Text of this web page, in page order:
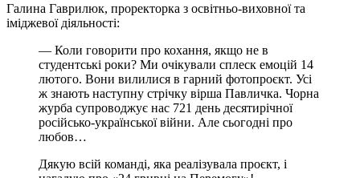
Галина Гаврилюк, проректорка з освітньо-виховної та
іміджевої діяльності:
— Коли говорити про кохання, якщо не в
студентські роки? Ми очікували сплеск емоцій 14
лютого. Вони вилилися в гарний фотопроєкт. Усі
ж знають наступну стрічку вірша Павличка. Чорна
журба супроводжує нас 721 день десятирічної
російсько-української війни. Але сьогодні про
любов…
Дякую всій команді, яка реалізувала проєкт, і